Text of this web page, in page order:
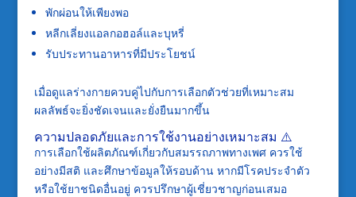
พักผ่อนให้เพียงพอ
หลีกเลี่ยงแอลกอฮอล์และบุหรี่
รับประทานอาหารที่มีประโยชน์
เมื่อดูแลร่างกายควบคู่ไปกับการเลือกตัวช่วยที่เหมาะสม
ผลลัพธ์จะยิ่งชัดเจนและยั่งยืนมากขึ้น
ความปลอดภัยและการใช้งานอย่างเหมาะสม ⚠️
การเลือกใช้ผลิตภัณฑ์เกี่ยวกับสมรรถภาพทางเพศ ควรใช้
อย่างมีสติ และศึกษาข้อมูลให้รอบด้าน หากมีโรคประจำตัว
หรือใช้ยาชนิดอื่นอยู่ ควรปรึกษาผู้เชี่ยวชาญก่อนเสมอ